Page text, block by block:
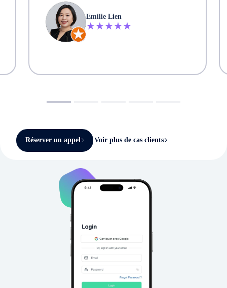
Emilie Lien
★★★★★
Réserver un appel Voir plus de cas clients